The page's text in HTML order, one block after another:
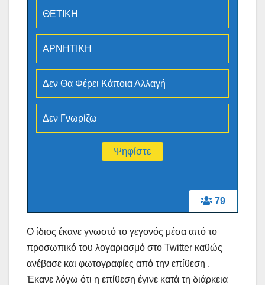
79
ΘΕΤΙΚΗ
ΑΡΝΗΤΙΚΗ
Δεν Θα Φέρει Κάποια Αλλαγή
Δεν Γνωρίζω
Ο ίδιος έκανε γνωστό το γεγονός μέσα από το
προσωπικό του λογαριασμό στο Twitter καθώς
ανέβασε και φωτογραφίες από την επίθεση .
Έκανε λόγω ότι η επίθεση έγινε κατά τη διάρκεια